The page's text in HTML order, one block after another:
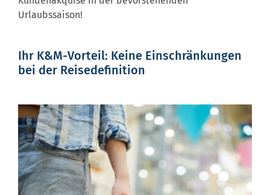
Urlaubssaison!
Ihr K&M-Vorteil: Keine Einschränkungen
bei der Reisedefinition